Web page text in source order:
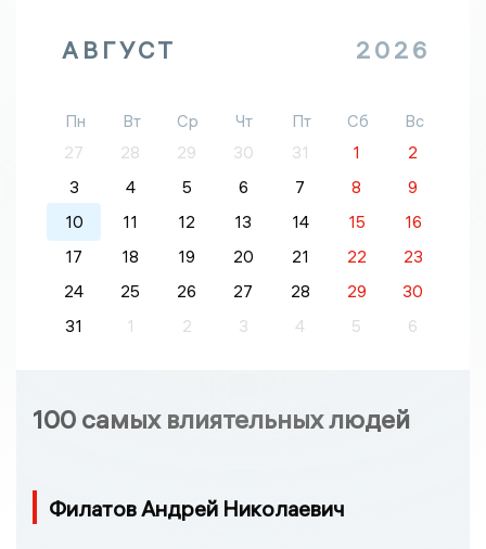
АВГУСТ 2026
Пн Вт Ср Чт Пт Сб
Вс
27
28 29 30 31 1
2
3
4 5 6 7 8
9
10
11 12 13 14 15
16
17
18 19 20 21 22
23
24
25 26 27 28 29
30
31
1 2 3 4 5 6
100 самых влиятельных людей
Филатов Андрей Николаевич